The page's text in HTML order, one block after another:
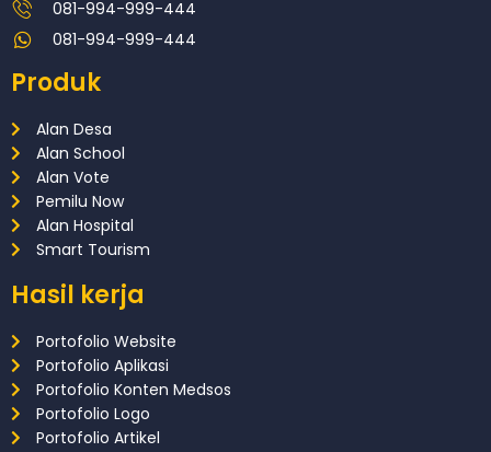
081-994-999-444
081-994-999-444
Produk
Alan Desa
Alan School
Alan Vote
Pemilu Now
Alan Hospital
Smart Tourism
Hasil kerja
Portofolio Website
Portofolio Aplikasi
Portofolio Konten Medsos
Portofolio Logo
Portofolio Artikel